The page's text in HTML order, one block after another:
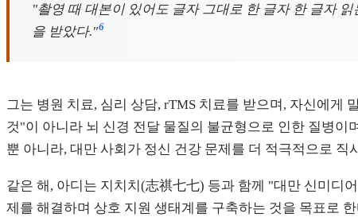
"촬영 때 대본이 있어도 글자 그대로 한 글자 한 글자
을 받았다."6
그는 병원 치료, 심리 상담, rTMS 치료를 받으며, 자신에게
것"이 아니라 뇌 신경 전달 물질의 불균형으로 인한 질병이
뿐 아니라, 대만 사회가 정신 건강 문제를 더 적극적으로 직
같은 해, 아디는 지치치(志祺七七) 등과 함께 "대만 신미디
제를 해결하며 상호 지원 생태계를 구축하는 것을 목표로